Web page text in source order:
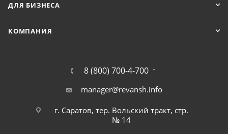
ДЛЯ БИЗНЕСА
КОМПАНИЯ
8 (800) 700-4-700
manager@revansh.info
г. Саратов, тер. Вольский тракт, стр.
№ 14